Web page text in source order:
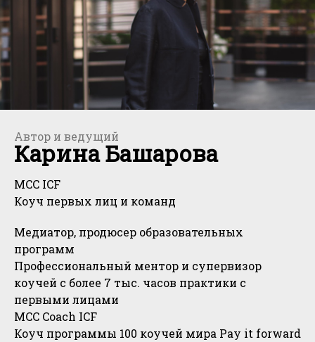
Автор и ведущий
Карина Башарова
MCC ICF
Коуч первых лиц и команд
Медиатор, продюсер образовательных
программ
Профессиональный ментор и супервизор
коучей с более 7 тыс. часов практики с
первыми лицами
MCC Coach ICF
Коуч программы 100 коучей мира Pay it forward